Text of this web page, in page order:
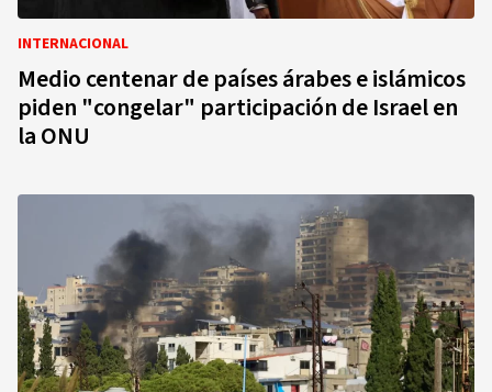
INTERNACIONAL
Medio centenar de países árabes e islámicos
piden "congelar" participación de Israel en
la ONU